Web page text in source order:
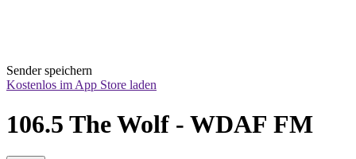
Sender speichern
Kostenlos im App Store laden
106.5 The Wolf - WDAF FM